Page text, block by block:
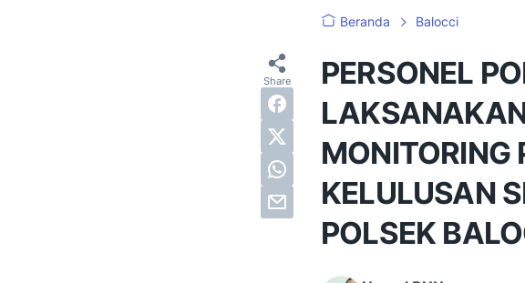
Beranda Balocci
PERSONEL
MONITORING
KELULUSAN
POLSEK